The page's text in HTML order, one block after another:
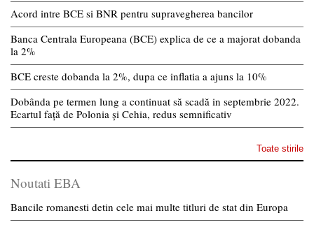
Acord intre BCE si BNR pentru supravegherea bancilor
Banca Centrala Europeana (BCE) explica de ce a majorat dobanda
la 2%
BCE creste dobanda la 2%, dupa ce inflatia a ajuns la 10%
Dobânda pe termen lung a continuat să scadă in septembrie 2022.
Ecartul față de Polonia și Cehia, redus semnificativ
Toate stirile
Noutati EBA
Bancile romanesti detin cele mai multe titluri de stat din Europa